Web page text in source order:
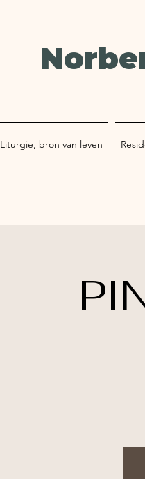
Liturgie, bron van leven